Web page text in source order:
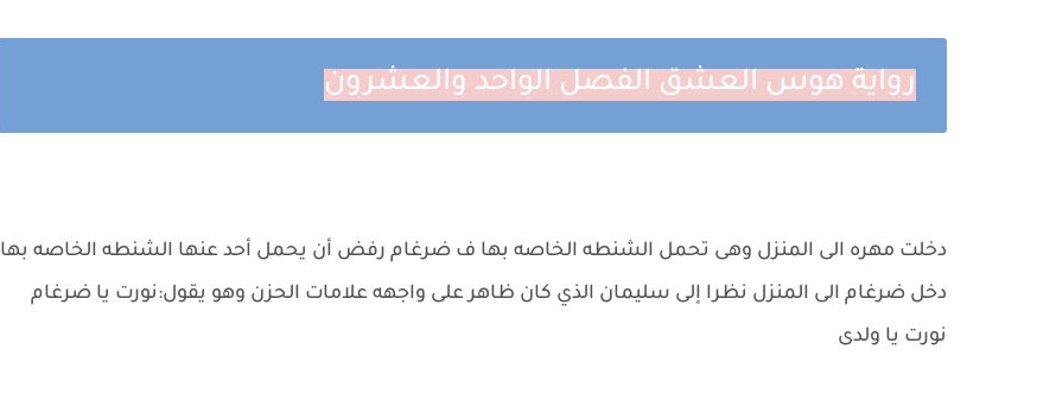
رواية هوس العشق الفصل الواحد والعشرون
دخلت مهره الى المنزل وهى تحمل الشنطه الخاصه بها ف ضرغام رفض أن يحمل أحد عنها الشنطه الخاصه بها
دخل ضرغام الى المنزل نظرا إلى سليمان الذي كان ظاهر على واجهه علامات الحزن وهو يقول:نورت يا ضرغام
نورت يا ولدى